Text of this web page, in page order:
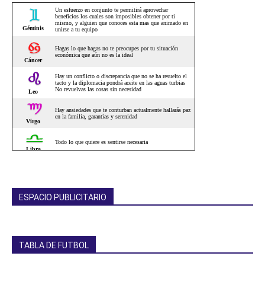
ESPACIO PUBLICITARIO
TABLA DE FUTBOL